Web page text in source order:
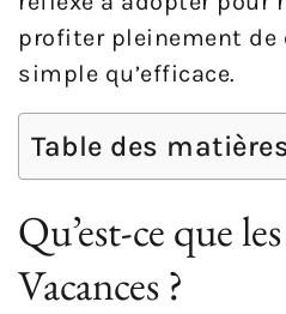
profiter pleinement de
simple qu’efficace.
Table des
Qu’est-ce que
Vacances ?